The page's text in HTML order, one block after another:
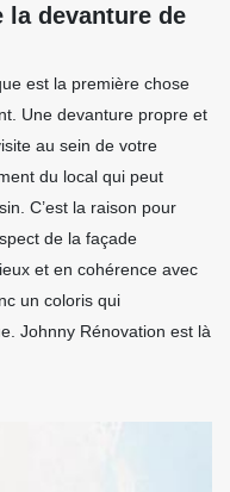
la devanture de
est la première chose
Une devanture propre et
au sein de votre
du local qui peut
C’est la raison pour
de la façade
et en cohérence avec
un coloris qui
Johnny Rénovation est là